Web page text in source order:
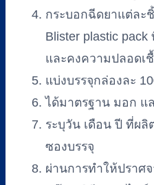
กระบอกฉีดยาแต่ละ
Blister plastic
และคงความปลอดเ
แบ่งบรรจุกล่องละ
ได้มาตรฐาน มอก แ
ระบุวัน เดือน ปี ที่ผ
ซองบรรจุ
ผ่านการทำให้ปราศ